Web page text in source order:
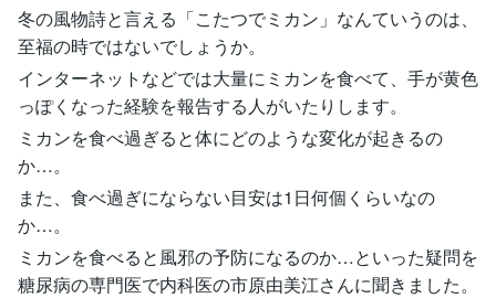
冬の風物詩と言える「こたつでミカン」なんていうのは、
至福の時ではないでしょうか。
インターネットなどでは大量にミカンを食べて、手が黄色
っぽくなった経験を報告する人がいたりします。
ミカンを食べ過ぎると体にどのような変化が起きるの
か…。
また、食べ過ぎにならない目安は1日何個くらいなの
か…。
ミカンを食べると風邪の予防になるのか…といった疑問を
糖尿病の専門医で内科医の市原由美江さんに聞きました。